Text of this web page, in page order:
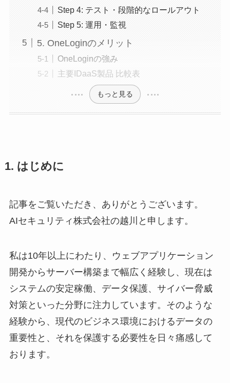
Step 4: テスト・段階的なロールアウト
Step 5: 運用・監視
5. OneLoginのメリット
OneLoginの強み
主要IDaaS製品 比較表
もっと見る
1. はじめに
記事をご覧いただき、ありがとうございます。
AIセキュリティ株式会社の越川と申します。
私は10年以上にわたり、ウェブアプリケーション
開発からサーバー構築まで幅広く経験し、現在は
システムの安定稼働、データ保護、サイバー脅威
対策といった分野に注力しています。そのような
経験から、現代のビジネス環境におけるデータの
重要性と、それを保護する必要性を日々痛感して
おります。